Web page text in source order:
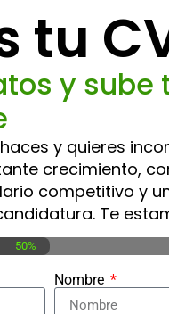
tu
y sube
y quieres
crecimiento,
competitivo y
Te
50%
Nombre